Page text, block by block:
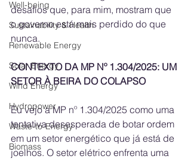
Well-being
Sustainability & Health
Renewable Energy
Solar Energy
Wind Energy
Hydropower
Waste-to-Energy
Biomass
desafios que, para mim, mostram que
o governo está mais perdido do que
nunca.
CONTEXTO DA MP Nº 1.304/2025: UM
SETOR À BEIRA DO COLAPSO
Eu vejo a MP nº 1.304/2025 como uma
tentativa desesperada de botar ordem
em um setor energético que já está de
joelhos. O setor elétrico enfrenta uma